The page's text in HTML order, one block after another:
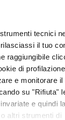
tecnici
il tuo
raggiungibile
di
e monitorare il
su "Rifiuta"
e quindi
altri strumenti di
va
Galloni
Reuters e
in 170 anni a
la storica
di
Premio
assegnato a